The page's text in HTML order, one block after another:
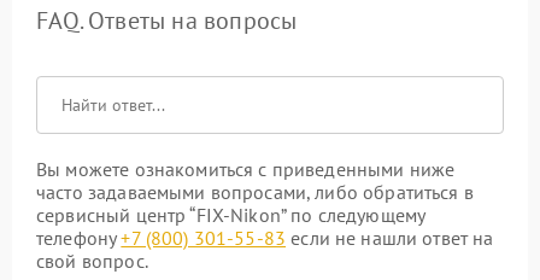
FAQ. Ответы на вопросы
Вы можете ознакомиться с приведенными ниже
часто задаваемыми вопросами, либо обратиться в
сервисный центр “FIX-Nikon” по следующему
телефону+7 (800) 301-55-83 если не нашли ответ на
свой вопрос.